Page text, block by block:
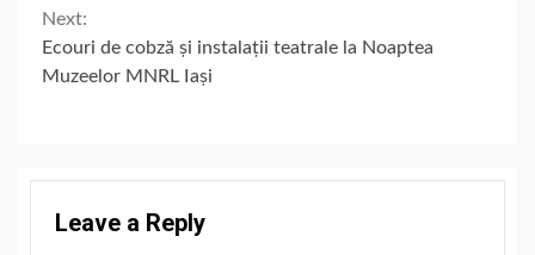
Next:
Ecouri de cobză și instalații teatrale la Noaptea
Muzeelor MNRL Iași
Leave a Reply